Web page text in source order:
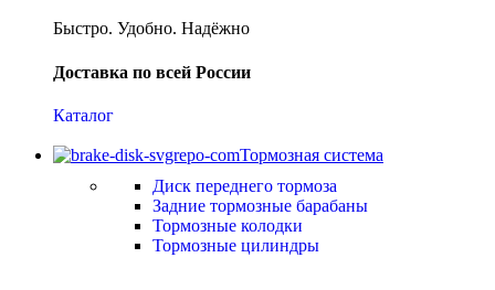
Быстро. Удобно. Надёжно
Доставка по всей России
Каталог
Тормозная система
Диск переднего тормоза
Задние тормозные барабаны
Тормозные колодки
Тормозные цилиндры